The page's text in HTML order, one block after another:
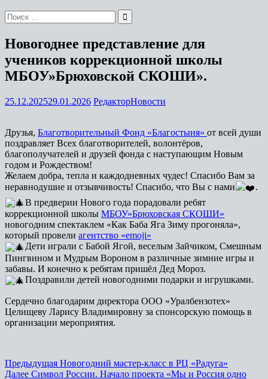
Новогоднее представление для
учеников коррекционной школы
МБОУ»Брюховской СКОШИ».
25.12.202529.01.2026 РедакторНовости
Друзья, Благотворительный Фонд «Благостыня» от всей души
поздравляет Всех благотворителей, волонтёров,
благополучателей и друзей фонда с наступающим Новым
годом и Рождеством!
Желаем добра, тепла и каждодневных чудес! Спасибо Вам за
неравнодушие и отзывчивость! Спасибо, что Вы с нами
.
В предверии Нового года порадовали ребят
коррекционной школы МБОУ»Брюховская СКОШИ»
новогодним спектаклем «Как Баба Яга Зиму прогоняла»,
который провели агентство «emoji»
Дети играли с Бабой Ягой, веселым Зайчиком, Смешным
Пингвином и Мудрым Вороном в различные зимние игры и
забавы. И конечно к ребятам пришёл Дед Мороз.
Поздравили детей новогодними подарки и игрушками.
Сердечно благодарим директора ООО «Уралбензотех»
Целищеву Ларису Владимировну за спонсорскую помощь в
организации мероприятия.
Предыдущая Новогодний мастер-класс в РЦ «Радуга»
Далее Символ России. Начало проекта «Мы и Россия одно